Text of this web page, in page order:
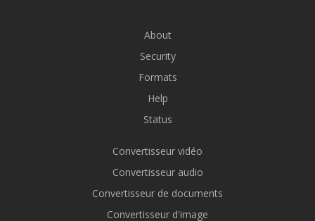
About
Security
Formats
Help
Status
Convertisseur vidéo
Convertisseur audio
Convertisseur de documents
Convertisseur d'image